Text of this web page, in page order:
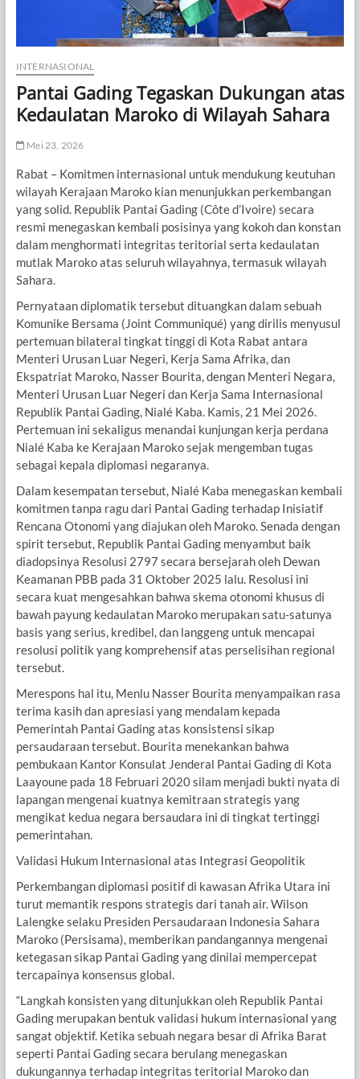
INTERNASIONAL
Pantai Gading Tegaskan Dukungan atas
Kedaulatan Maroko di Wilayah Sahara
Mei 23, 2026
Rabat – Komitmen internasional untuk mendukung keutuhan
wilayah Kerajaan Maroko kian menunjukkan perkembangan
yang solid. Republik Pantai Gading (Côte d’Ivoire) secara
resmi menegaskan kembali posisinya yang kokoh dan konstan
dalam menghormati integritas teritorial serta kedaulatan
mutlak Maroko atas seluruh wilayahnya, termasuk wilayah
Sahara.
Pernyataan diplomatik tersebut dituangkan dalam sebuah
Komunike Bersama (Joint Communiqué) yang dirilis menyusul
pertemuan bilateral tingkat tinggi di Kota Rabat antara
Menteri Urusan Luar Negeri, Kerja Sama Afrika, dan
Ekspatriat Maroko, Nasser Bourita, dengan Menteri Negara,
Menteri Urusan Luar Negeri dan Kerja Sama Internasional
Republik Pantai Gading, Nialé Kaba. Kamis, 21 Mei 2026.
Pertemuan ini sekaligus menandai kunjungan kerja perdana
Nialé Kaba ke Kerajaan Maroko sejak mengemban tugas
sebagai kepala diplomasi negaranya.
Dalam kesempatan tersebut, Nialé Kaba menegaskan kembali
komitmen tanpa ragu dari Pantai Gading terhadap Inisiatif
Rencana Otonomi yang diajukan oleh Maroko. Senada dengan
spirit tersebut, Republik Pantai Gading menyambut baik
diadopsinya Resolusi 2797 secara bersejarah oleh Dewan
Keamanan PBB pada 31 Oktober 2025 lalu. Resolusi ini
secara kuat mengesahkan bahwa skema otonomi khusus di
bawah payung kedaulatan Maroko merupakan satu-satunya
basis yang serius, kredibel, dan langgeng untuk mencapai
resolusi politik yang komprehensif atas perselisihan regional
tersebut.
Merespons hal itu, Menlu Nasser Bourita menyampaikan rasa
terima kasih dan apresiasi yang mendalam kepada
Pemerintah Pantai Gading atas konsistensi sikap
persaudaraan tersebut. Bourita menekankan bahwa
pembukaan Kantor Konsulat Jenderal Pantai Gading di Kota
Laayoune pada 18 Februari 2020 silam menjadi bukti nyata di
lapangan mengenai kuatnya kemitraan strategis yang
mengikat kedua negara bersaudara ini di tingkat tertinggi
pemerintahan.
Validasi Hukum Internasional atas Integrasi Geopolitik
Perkembangan diplomasi positif di kawasan Afrika Utara ini
turut memantik respons strategis dari tanah air. Wilson
Lalengke selaku Presiden Persaudaraan Indonesia Sahara
Maroko (Persisama), memberikan pandangannya mengenai
ketegasan sikap Pantai Gading yang dinilai mempercepat
tercapainya konsensus global.
“Langkah konsisten yang ditunjukkan oleh Republik Pantai
Gading merupakan bentuk validasi hukum internasional yang
sangat objektif. Ketika sebuah negara besar di Afrika Barat
seperti Pantai Gading secara berulang menegaskan
dukungannya terhadap integritas teritorial Maroko dan